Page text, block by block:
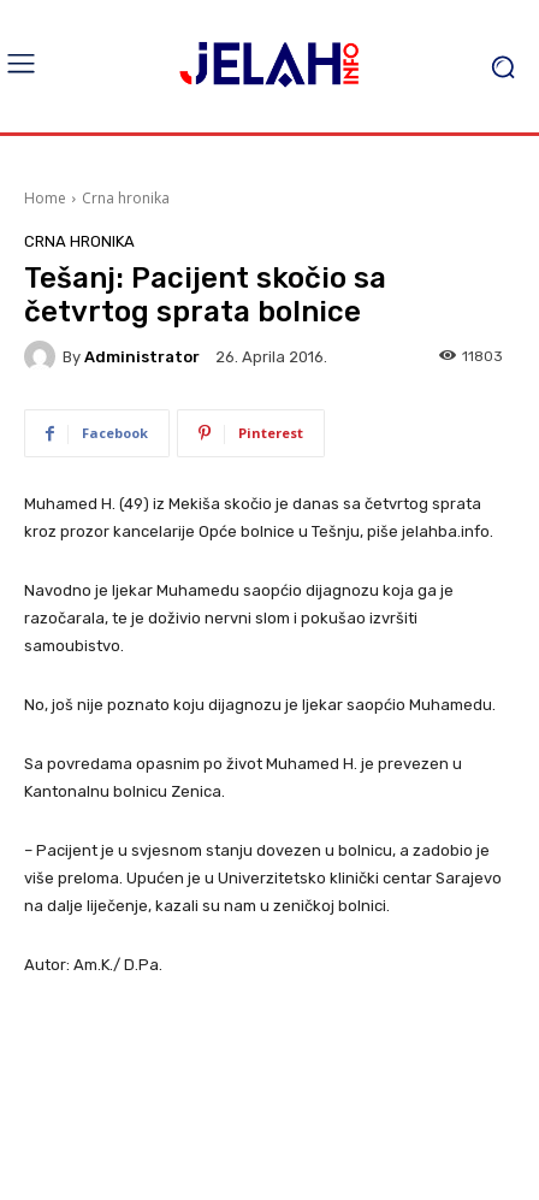
Home Crna hronika
CRNA HRONIKA
Tešanj: Pacijent skočio sa
četvrtog sprata bolnice
By Administrator 26. Aprila 2016. 11803
Facebook Pinterest
Muhamed H. (49) iz Mekiša skočio je danas sa četvrtog sprata
kroz prozor kancelarije Opće bolnice u Tešnju, piše jelahba.info.
Navodno je ljekar Muhamedu saopćio dijagnozu koja ga je
razočarala, te je doživio nervni slom i pokušao izvršiti
samoubistvo.
No, još nije poznato koju dijagnozu je ljekar saopćio Muhamedu.
Sa povredama opasnim po život Muhamed H. je prevezen u
Kantonalnu bolnicu Zenica.
– Pacijent je u svjesnom stanju dovezen u bolnicu, a zadobio je
više preloma. Upućen je u Univerzitetsko klinički centar Sarajevo
na dalje liječenje, kazali su nam u zeničkoj bolnici.
Autor: Am.K./ D.Pa.